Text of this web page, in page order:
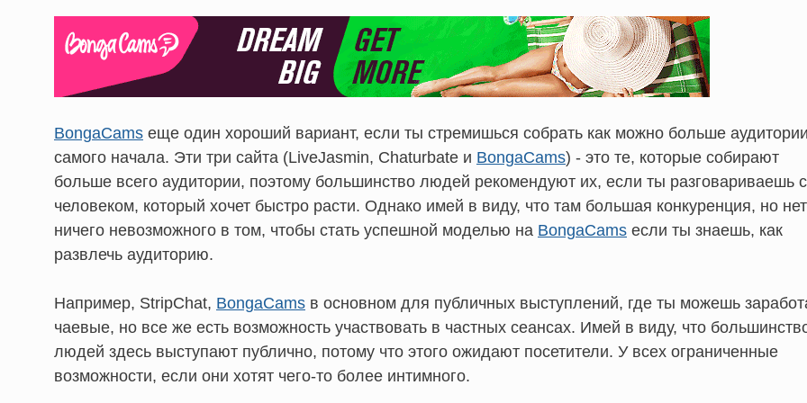
BongaCams еще один хороший вариант, если ты стремишься собрать как можно больше
самого начала. Эти три сайта (LiveJasmin, Chaturbate и BongaCams) - это те, которые собирают
больше всего аудитории, поэтому большинство людей рекомендуют их, если ты разговариваешь с
человеком, который хочет быстро расти. Однако имей в виду, что там большая конкуренция, но нет
ничего невозможного в том, чтобы стать успешной моделью на BongaCams если ты знаешь, как
развлечь аудиторию.
Например, StripChat, BongaCams в основном для публичных выступлений, где ты можешь
чаевые, но все же есть возможность участвовать в частных сеансах. Имей в виду, что
людей здесь выступают публично, потому что этого ожидают посетители. У всех ограниченные
возможности, если они хотят чего-то более интимного.